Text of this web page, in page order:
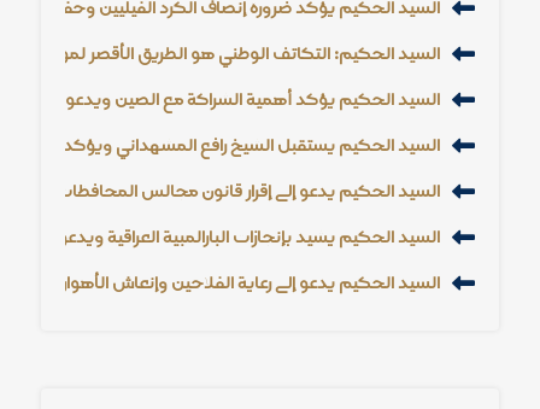
السيد الحكيم يؤكد ضرورة إنصاف الكرد الفيليين وحفظ
السيد الحكيم: التكاتف الوطني هو الطريق الأقصر لمواجهة
السيد الحكيم يؤكد أهمية الشراكة مع الصين ويدعو إلى
السيد الحكيم يستقبل الشيخ رافع المشهداني ويؤكد أهمية
السيد الحكيم يدعو إلى إقرار قانون مجالس المحافظات
السيد الحكيم يشيد بإنجازات البارالمبية العراقية ويدعو إلى
السيد الحكيم يدعو إلى رعاية الفلاحين وإنعاش الأهوار وتعزيز